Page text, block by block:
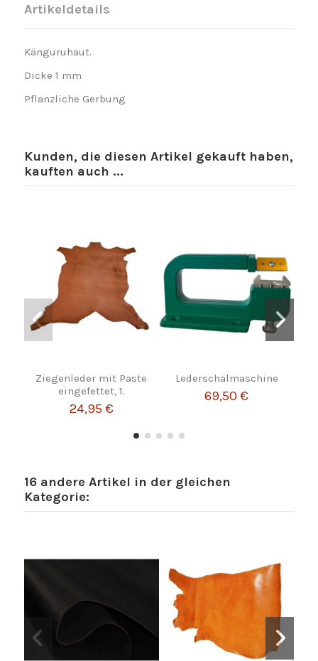
Artikeldetails
Känguruhaut.
Dicke 1 mm
Pflanzliche Gerbung
Kunden, die diesen Artikel gekauft haben,
kauften auch ...
Ziegenleder mit Paste
eingefettet, 1.
24,95 €
Lederschälmaschine
69,50 €
16 andere Artikel in der gleichen
Kategorie: